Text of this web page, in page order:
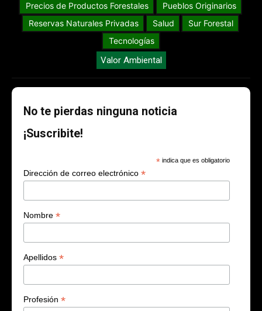
Precios de Productos Forestales
Pueblos Originarios
Reservas Naturales Privadas
Salud
Sur Forestal
Tecnologías
Valor Ambiental
No te pierdas ninguna noticia
¡Suscribite!
* indica que es obligatorio
Dirección de correo electrónico *
Nombre *
Apellidos *
Profesión *